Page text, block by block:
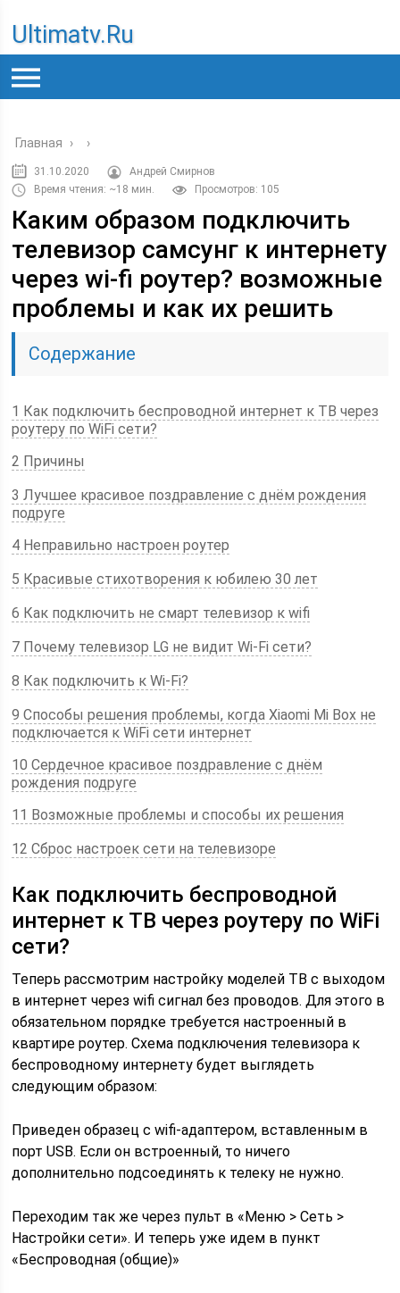
Ultimatv.ru
Главная › ›
31.10.2020
Андрей Смирнов
Время чтения: ~18 мин.
Просмотров: 105
Каким образом подключить
телевизор самсунг к интернету
через wi-fi роутер? возможные
проблемы и как их решить
Содержание
1 Как подключить беспроводной интернет к ТВ через
роутеру по WiFi сети?
2 Причины
3 Лучшее красивое поздравление с днём рождения
подруге
4 Неправильно настроен роутер
5 Красивые стихотворения к юбилею 30 лет
6 Как подключить не смарт телевизор к wifi
7 Почему телевизор LG не видит Wi-Fi сети?
8 Как подключить к Wi-Fi?
9 Способы решения проблемы, когда Xiaomi Mi Box не
подключается к WiFi сети интернет
10 Сердечное красивое поздравление с днём
рождения подруге
11 Возможные проблемы и способы их решения
12 Сброс настроек сети на телевизоре
Как подключить беспроводной
интернет к ТВ через роутеру по WiFi
сети?
Теперь рассмотрим настройку моделей ТВ с выходом
в интернет через wifi сигнал без проводов. Для этого в
обязательном порядке требуется настроенный в
квартире роутер. Схема подключения телевизора к
беспроводному интернету будет выглядеть
следующим образом:
Приведен образец с wifi-адаптером, вставленным в
порт USB. Если он встроенный, то ничего
дополнительно подсоединять к телеку не нужно.
Переходим так же через пульт в «Меню > Сеть >
Настройки сети». И теперь уже идем в пункт
«Беспроводная (общие)»